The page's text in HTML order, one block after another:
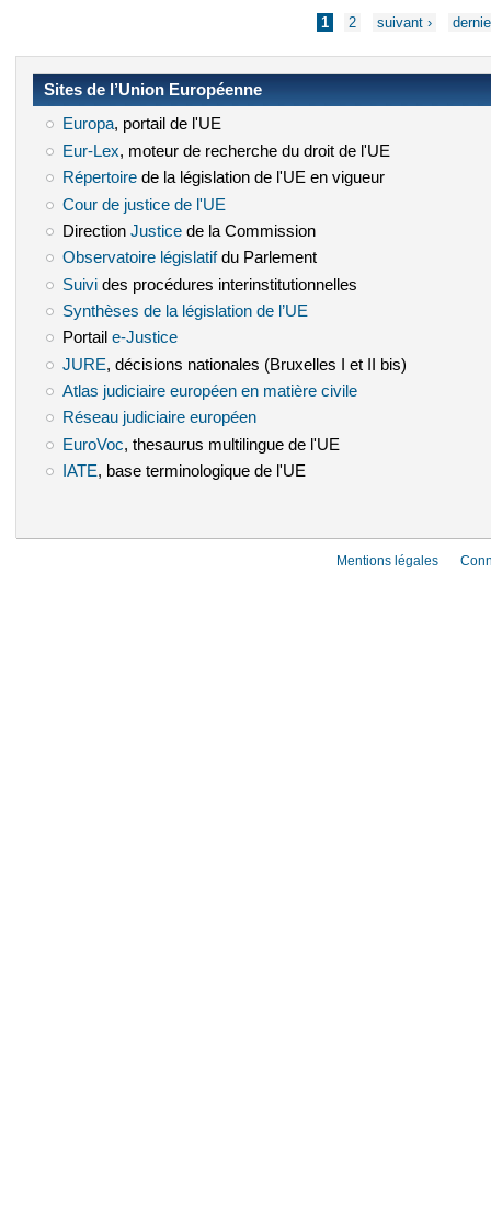
1 2 suivant ›
Sites de l’Union Européenne
Europa(le lien est externe)
, portail de l'UE
Eur-Lex (le lien est externe)
, moteur de recherche du droit de l'UE
Répertoire(le lien est externe)
de la législation de l'UE en vigueur
Cour de justice de l'UE
Direction Justice(le lien est externe)
de la Commission
Observatoire législatif(le lien est externe)
du Parlement
Suivi(le lien est externe)
des procédures interinstitutionnelles
Synthèses de la législation de l’UE
Portail e-Justice(le lien est externe)
JURE (le lien est externe)
, décisions nationales (Bruxelles I et II bis)
Atlas judiciaire européen en matière civile(le lien est externe)
Réseau judiciaire européen(le lien est externe)
EuroVoc (le lien est externe)
, thesaurus multilingue de l'UE
IATE(le lien est externe)
, base terminologique de l'UE
Mentions légales